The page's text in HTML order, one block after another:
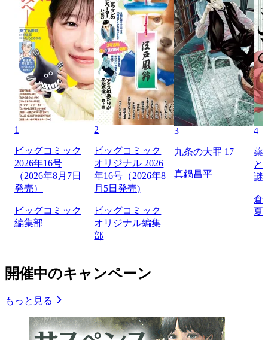
1
ビッグコミック
2026年16号
（2026年8月7日
発売）
ビッグコミック
編集部
2
ビッグコミック
オリジナル 2026
年16号（2026年8
月5日発売)
ビッグコミック
オリジナル編集
部
3
九条の大罪 17
真鍋昌平
4
薬
と
謎
倉
夏
開催中のキャンペーン
もっと見る